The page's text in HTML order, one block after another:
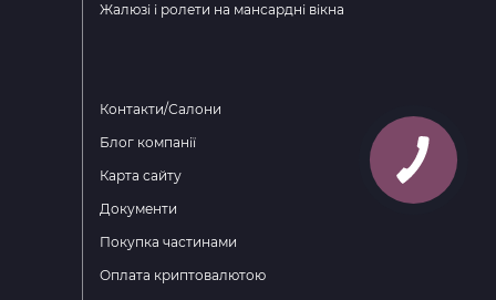
Жалюзі і ролети на мансардні вікна
Контакти/Салони
Блог компанії
Карта сайту
Документи
Покупка частинами
Оплата криптовалютою